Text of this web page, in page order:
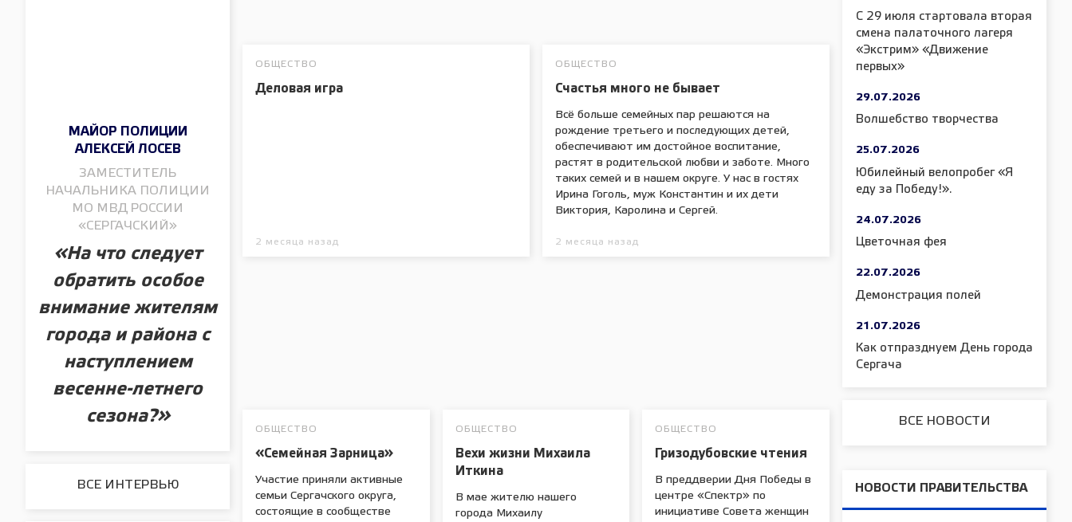
МАЙОР ПОЛИЦИИ
АЛЕКСЕЙ ЛОСЕВ
ЗАМЕСТИТЕЛЬ
НАЧАЛЬНИКА ПОЛИЦИИ
МО МВД РОССИИ
«СЕРГАЧСКИЙ»
«На что следует
обратить особое
внимание жителям
города и района с
наступлением
весенне-летнего
сезона?»
ВСЕ ИНТЕРВЬЮ
ОБЩЕСТВО
Деловая игра
2 месяца назад
ОБЩЕСТВО
Счастья много не бывает
Всё больше семейных пар решаются на
рождение третьего и последующих детей,
обеспечивают им достойное воспитание,
растят в родительской любви и заботе. Много
таких семей и в нашем округе. У нас в гостях
Ирина Гоголь, муж Константин и их дети
Виктория, Каролина и Сергей.
2 месяца назад
ОБЩЕСТВО
«Семейная Зарница»
Участие приняли активные
семьи Сергачского округа,
состоящие в сообществе
ОБЩЕСТВО
Вехи жизни Михаила
Иткина
В мае жителю нашего
города Михаилу
ОБЩЕСТВО
Гризодубовские чтения
В преддверии Дня Победы в
центре «Спектр» по
инициативе Совета женщин
С 29 июля стартовала вторая
смена палаточного лагеря
«Экстрим» «Движение
первых»
29.07.2026
Волшебство творчества
25.07.2026
Юбилейный велопробег «Я
еду за Победу!».
24.07.2026
Цветочная фея
22.07.2026
Демонстрация полей
21.07.2026
Как отпразднуем День города
Сергача
ВСЕ НОВОСТИ
НОВОСТИ ПРАВИТЕЛЬСТВА